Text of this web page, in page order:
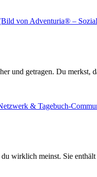
und getragen. Du merkst,
wirklich meinst. Sie